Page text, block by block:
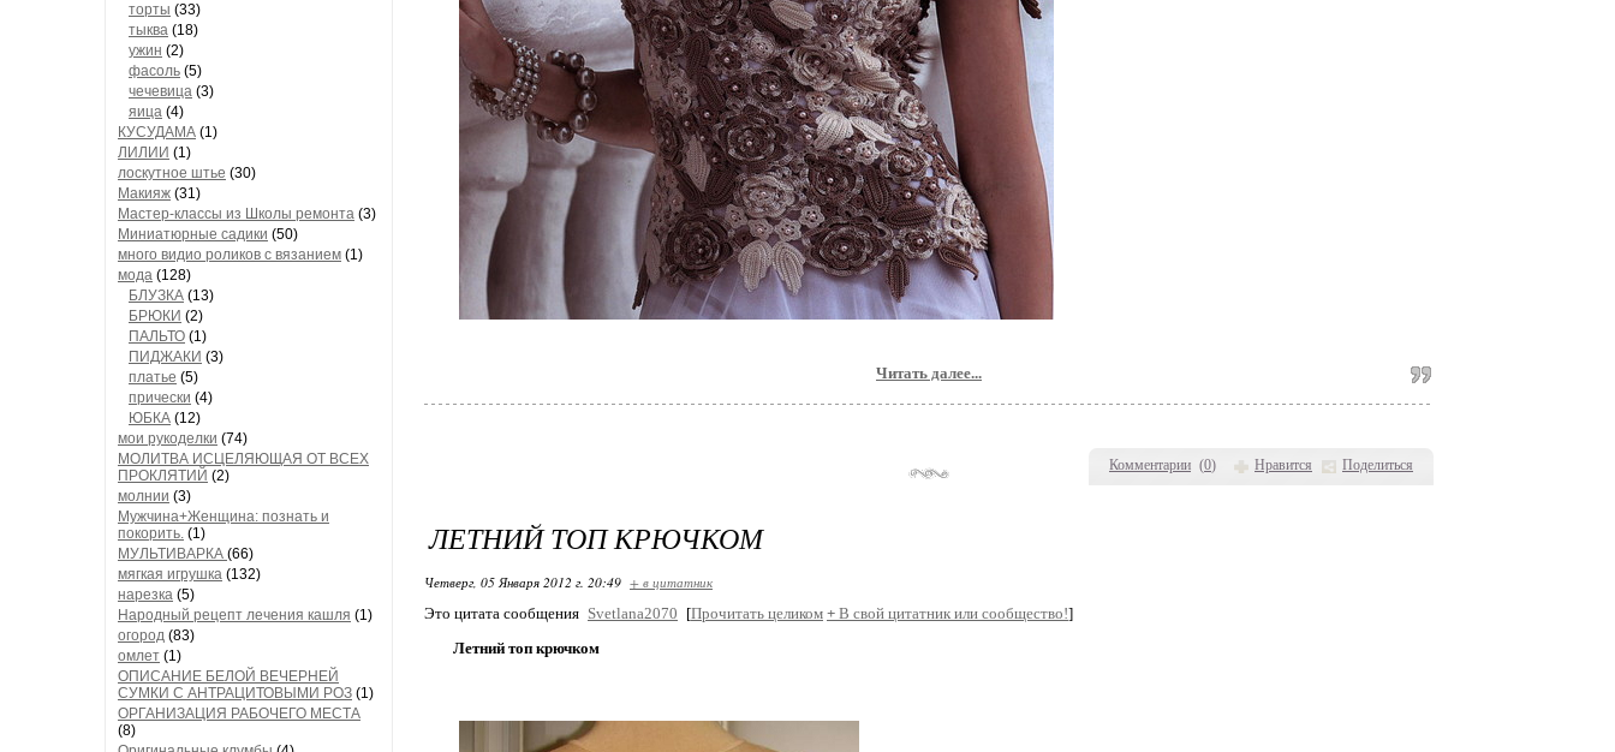
торты (33)
тыква (18)
ужин (2)
фасоль (5)
чечевица (3)
яица (4)
КУСУДАМА (1)
ЛИЛИИ (1)
лоскутное штье (30)
Макияж (31)
Мастер-классы из Школы ремонта (3)
Миниатюрные садики (50)
много видио роликов с вязанием (1)
мода (128)
БЛУЗКА (13)
БРЮКИ (2)
ПАЛЬТО (1)
ПИДЖАКИ (3)
платье (5)
прически (4)
ЮБКА (12)
мои рукоделки (74)
МОЛИТВА ИСЦЕЛЯЮЩАЯ ОТ ВСЕХ
ПРОКЛЯТИЙ (2)
молнии (3)
Мужчина+Женщина: познать и
покорить. (1)
МУЛЬТИВАРКА (66)
мягкая игрушка (132)
нарезка (5)
Народный рецепт лечения кашля (1)
огород (83)
омлет (1)
ОПИСАНИЕ БЕЛОЙ ВЕЧЕРНЕЙ
СУМКИ С АНТРАЦИТОВЫМИ РОЗ (1)
ОРГАНИЗАЦИЯ РАБОЧЕГО МЕСТА
(8)
Комментарии (0) Нравится Поделиться
Читать далее...
ЛЕТНИЙ ТОП КРЮЧКОМ
Четверг, 05 Января 2012 г. 20:49 + в цитатник
Это цитата сообщения Svetlana2070 [Прочитать целиком + В свой цитатник или сообщество!]
Летний топ крючком